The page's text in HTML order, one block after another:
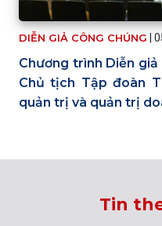
DIỄN GIẢ CÔNG CHÚNG
Chương trình Diễn
Chủ tịch Tập đoàn
quản trị và quản trị
Tin